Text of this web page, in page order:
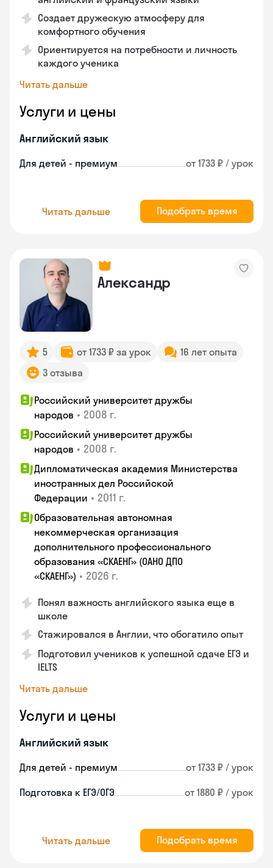
Создает дружескую атмосферу для
комфортного обучения
Ориентируется на потребности и личность
каждого ученика
Читать дальше
Услуги и цены
Английский язык
Для детей - премиум от 1733 ₽ / урок
Читать дальше Подобрать время
Александр
5 от 1733 ₽ за урок
16 лет опыта
3 отзыва
Российский университет дружбы
народов • 2008 г.
Российский университет дружбы
народов • 2008 г.
Дипломатическая академия Министерства
иностранных дел Российской
Федерации • 2011 г.
Образовательная автономная
некоммерческая организация
дополнительного профессионального
образования «СКАЕНГ» (ОАНО ДПО
«СКАЕНГ») • 2026 г.
Понял важность английского языка еще в
школе
Стажировался в Англии, что обогатило опыт
Подготовил учеников к успешной сдаче ЕГЭ и
IELTS
Читать дальше
Услуги и цены
Английский язык
Для детей - премиум от 1733 ₽ / урок
Подготовка к ЕГЭ/ОГЭ от 1880 ₽ / урок
Читать дальше Подобрать время